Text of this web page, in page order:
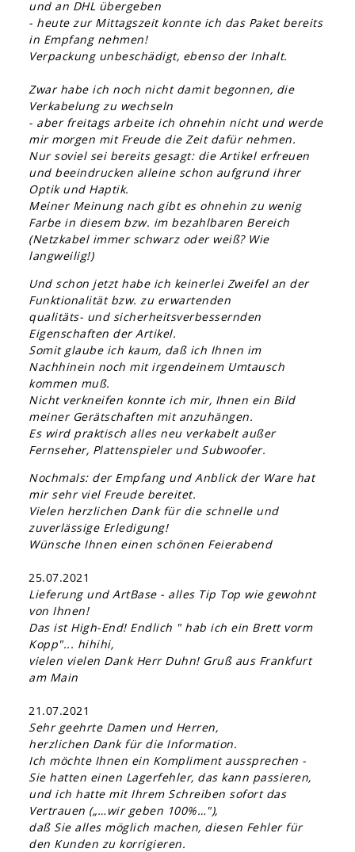
und an DHL übergeben
- heute zur Mittagszeit konnte ich das Paket bereits
in Empfang nehmen!
Verpackung unbeschädigt, ebenso der Inhalt.
Zwar habe ich noch nicht damit begonnen, die
Verkabelung zu wechseln
- aber freitags arbeite ich ohnehin nicht und werde
mir morgen mit Freude die Zeit dafür nehmen.
Nur soviel sei bereits gesagt: die Artikel erfreuen
und beeindrucken alleine schon aufgrund ihrer
Optik und Haptik.
Meiner Meinung nach gibt es ohnehin zu wenig
Farbe in diesem bzw. im bezahlbaren Bereich
(Netzkabel immer schwarz oder weiß? Wie
langweilig!)
Und schon jetzt habe ich keinerlei Zweifel an der
Funktionalität bzw. zu erwartenden
qualitäts- und sicherheitsverbessernden
Eigenschaften der Artikel.
Somit glaube ich kaum, daß ich Ihnen im
Nachhinein noch mit irgendeinem Umtausch
kommen muß.
Nicht verkneifen konnte ich mir, Ihnen ein Bild
meiner Gerätschaften mit anzuhängen.
Es wird praktisch alles neu verkabelt außer
Fernseher, Plattenspieler und Subwoofer.
Nochmals: der Empfang und Anblick der Ware hat
mir sehr viel Freude bereitet.
Vielen herzlichen Dank für die schnelle und
zuverlässige Erledigung!
Wünsche Ihnen einen schönen Feierabend
25.07.2021
Lieferung und ArtBase - alles Tip Top wie gewohnt
von Ihnen!
Das ist High-End! Endlich " hab ich ein Brett vorm
Kopp"... hihihi,
vielen vielen Dank Herr Duhn! Gruß aus Frankfurt
am Main
21.07.2021
Sehr geehrte Damen und Herren,
herzlichen Dank für die Information.
Ich möchte Ihnen ein Kompliment aussprechen -
Sie hatten einen Lagerfehler, das kann passieren,
und ich hatte mit Ihrem Schreiben sofort das
Vertrauen („…wir geben 100%…"),
daß Sie alles möglich machen, diesen Fehler für
den Kunden zu korrigieren.